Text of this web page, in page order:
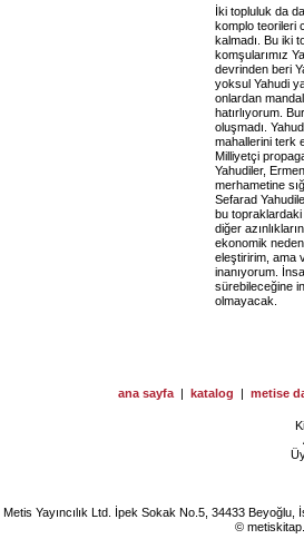
İki topluluk da
komplo teorileri
kalmadı. Bu iki
komşularımız
devrinden beri
yoksul Yahudi
onlardan
hatırlıyorum.
oluşmadı.
mahallerini terk
Milliyetçi
Yahudiler,
merhametine
Sefarad
bu topraklardaki
diğer
ekonomik
eleştiririm, ama
inanıyorum.
sürebileceğine
olmayacak.
ana sayfa | katalog | metise
Metis Yayıncılık Ltd. İpek Sokak No.5, 34433
©